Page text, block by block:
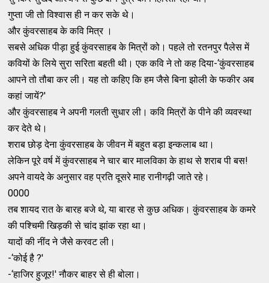
गुप्‍ता जी तो विश्‍वास ही न कर सके थे।
और कुंवरसाहब के कवि मित्र ।
सबसे अधिक पीड़ा हुई कुंवरसाहब के मित्रों को। पहले तो रतनपुर पैलेस में
कवियों के लिये सुरा सरिता बहती थी। एक कवि ने तो कह दिया-‘कुंवरसाहब
आपने तो तौबा कर ली। यह तो कहिए कि हम जैसे बिना झोली के फकीर अब
कहां जायें?'
और कुंवरसाहब ने अपनी गलती सुधार ली। कवि मित्रों के पीने की व्‍यवस्‍था
कर देते थे।
शराब छोड़ देना कुंवरसाहब के जीवन में बहुत बड़ा इन्‍कलाब था।
लेकिन पूरे वर्ष में कुंवरसाहब ने चार बार मालविका के हाथ से शराब पी बस!
अपने वायदे के अनुसार वह प्रति दूसरे माह रानीगढ़ी जाते रहे।
0000
तब शायद रात के बारह बजे थे, या बारह से कुछ अधिक। कुंवरसाहब के कमरे
की पश्‍चिमी खिड़की से चांद झांक रहा था।
यादों की नींद ने जैसे करवट ली।
-‘कोई है ?'
-‘हाजिर हुजूर!' नौकर बाहर से ही बोला।